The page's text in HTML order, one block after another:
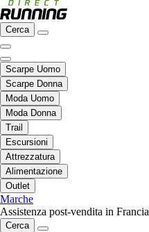
Cerca
Scarpe Uomo
Scarpe Donna
Moda Uomo
Moda Donna
Trail
Escursioni
Attrezzatura
Alimentazione
Outlet
Marche
Assistenza post-vendita in Francia
Cerca